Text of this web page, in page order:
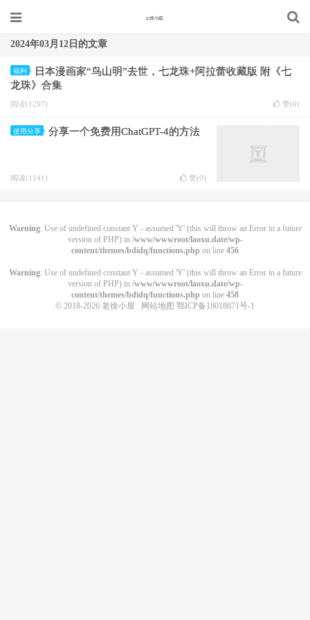
2024年03月12日的文章
福利
日本漫画家“鸟山明”去世，七龙珠+阿拉蕾收藏版 附《七
龙珠》合集
阅读(1297) 赞(0)
使用分享 分享一个免费用ChatGPT-4的方法
阅读(1141) 赞(0)
Warning: Use of undefined constant Y - assumed 'Y' (this will throw an Error in a future
version of PHP) in /www/wwwroot/laoxu.date/wp-
content/themes/bdidq/functions.php on line 456
Warning: Use of undefined constant Y - assumed 'Y' (this will throw an Error in a future
version of PHP) in /www/wwwroot/laoxu.date/wp-
content/themes/bdidq/functions.php on line 458
© 2018-2026 老徐小屋 网站地图 鄂ICP备18018671号-1